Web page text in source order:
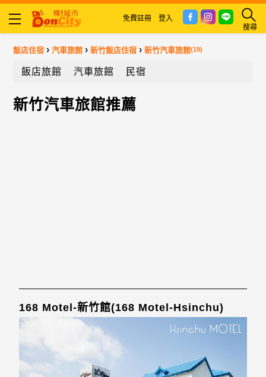
搜尋
免費註冊 登入
飯店住宿 ›汽車旅館 ›新竹飯店住宿 ›新竹汽車旅館(19)
飯店旅館 汽車旅館 民宿
新竹汽車旅館推薦
168 Motel-新竹館(168 Motel-Hsinchu)